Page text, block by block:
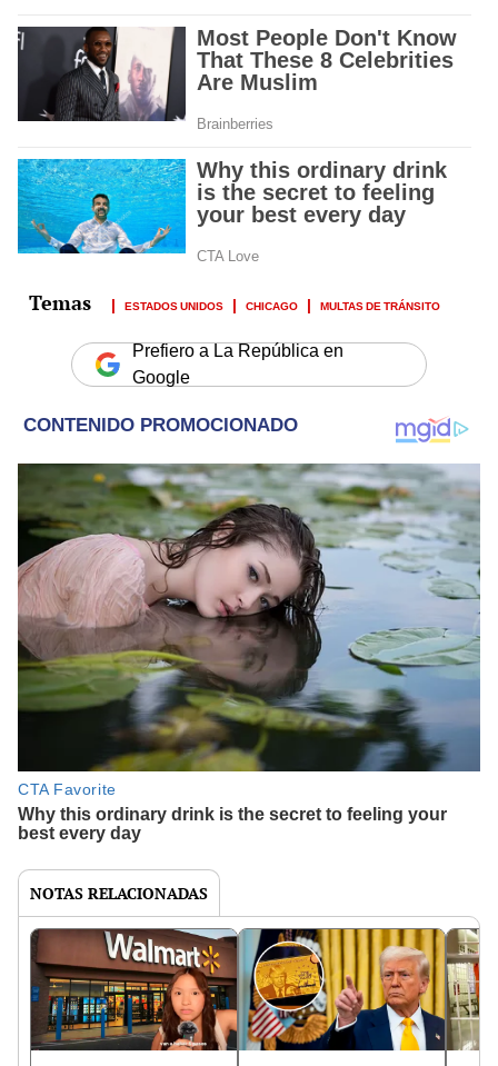
ESTADOS UNIDOS CHICAGO MULTAS DE TRÁNSITO
Prefiero a La República en
Google
NOTAS RELACIONADAS